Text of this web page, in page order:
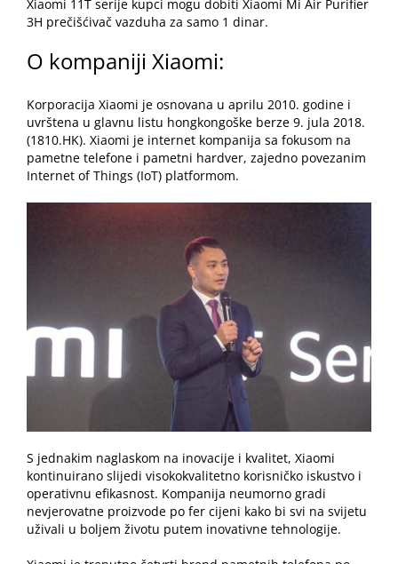
Xiaomi 11T serije kupci mogu dobiti Xiaomi Mi Air Purifier
3H prečišćivač vazduha za samo 1 dinar.
O kompaniji Xiaomi:
Korporacija Xiaomi je osnovana u aprilu 2010. godine i
uvrštena u glavnu listu hongkongoške berze 9. jula 2018.
(1810.HK). Xiaomi je internet kompanija sa fokusom na
pametne telefone i pametni hardver, zajedno povezanim
Internet of Things (IoT) platformom.
S jednakim naglaskom na inovacije i kvalitet, Xiaomi
kontinuirano slijedi visokokvalitetno korisničko iskustvo i
operativnu efikasnost. Kompanija neumorno gradi
nevjerovatne proizvode po fer cijeni kako bi svi na svijetu
uživali u boljem životu putem inovativne tehnologije.